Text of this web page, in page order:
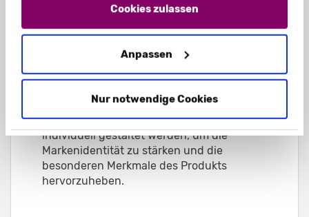
und unsereDatenschutzerklärung
Cookies zulassen
Anpassen
Nur notwendige Cookies
der gängigsten Arten:
Stülpschachteln
Magnet-Boxen
Klappschachteln
Jede dieser Schachtelarten kann
individuell gestaltet werden, um die
Markenidentität zu stärken und die
besonderen Merkmale des Produkts
hervorzuheben.